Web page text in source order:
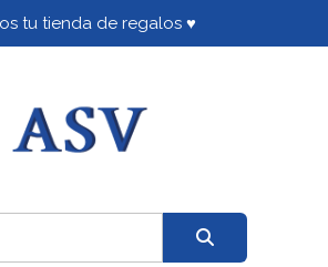
tu tienda de regalos ♥